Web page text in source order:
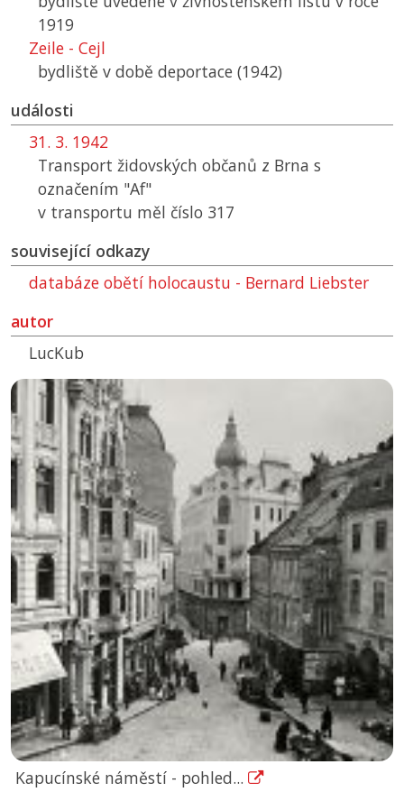
1919
Zeile - Cejl
bydliště v době deportace (1942)
události
31. 3. 1942
Transport židovských občanů z Brna s
označením "Af"
v transportu měl číslo 317
související odkazy
databáze obětí holocaustu - Bernard Liebster
autor
LucKub
Kapucínské náměstí - pohled...